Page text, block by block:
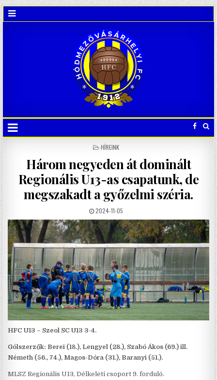
POSTED
HÍREINK
Három negyeden át dominált
Regionális U13-as csapatunk, de
megszakadt a győzelmi széria.
2024-11-05
HFC U13 – Szeol SC U13 3-4.
Gólszerzők: Berei (18.), Lengyel (28.), Szabó Ákos (69.) ill.
Németh (56., 74.), Magos-Dóra (31.), Baranyi (51.).
MLSZ Regionális U13, Délkeleti csoport 9. forduló.